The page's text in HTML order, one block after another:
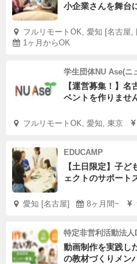
小企業さんを舞台
フルリモートOK, 愛知 [名古屋,
1ヶ月からOK
学生団体NU Ase(ニ
【運営募集！】
ベントを作りませ
フルリモートOK, 愛知, 東京
EDUCAMP
【土日限定】子
ェクトのサポート
愛知 [名古屋] 8ヶ月間~
特定非営利活動法人
動画制作を実践し
の教材づくりメン